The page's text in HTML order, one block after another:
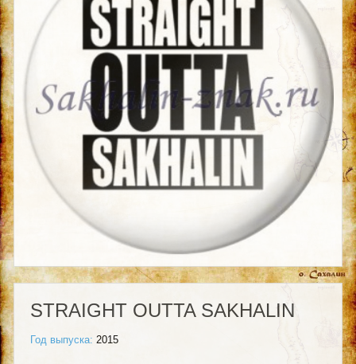
STRAIGHT OUTTA SAKHALIN
Год выпуска: 2015